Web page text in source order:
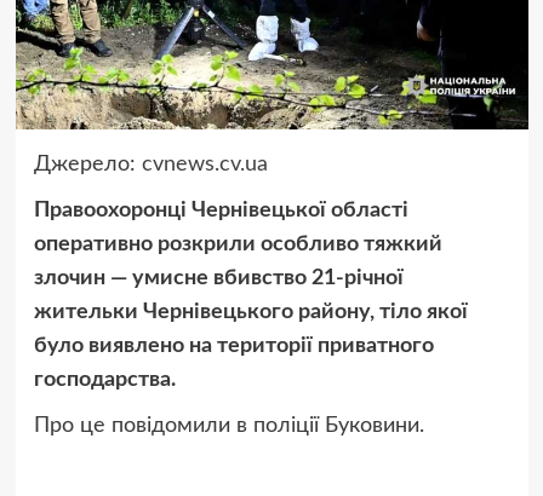
Джерело: cvnews.cv.ua
Правоохоронці Чернівецької області
оперативно розкрили особливо тяжкий
злочин — умисне вбивство 21-річної
жительки Чернівецького району, тіло якої
було виявлено на території приватного
господарства.
Про це повідомили в поліції Буковини.